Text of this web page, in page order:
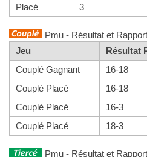
Placé
3
Pmu - Résultat et
Jeu
Résultat
Couplé Gagnant
16-18
Couplé Placé
16-18
Couplé Placé
16-3
Couplé Placé
18-3
Pmu - Résultat et